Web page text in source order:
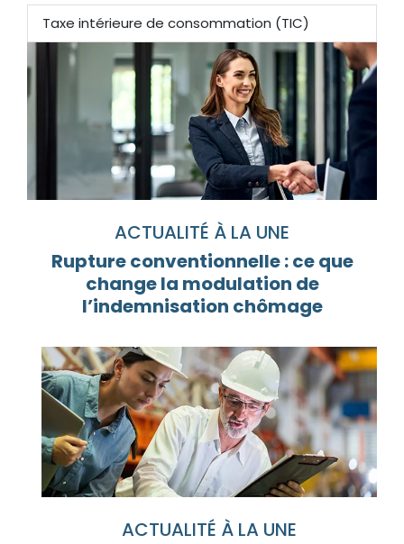
Taxe intérieure de consommation (TIC)
ACTUALITÉ À LA UNE
Rupture conventionnelle : ce que
change la modulation de
l’indemnisation chômage
ACTUALITÉ À LA UNE